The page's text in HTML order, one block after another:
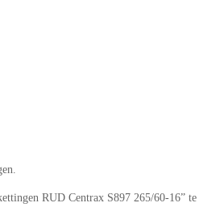
RUD Centrax S897 265/60-16” te